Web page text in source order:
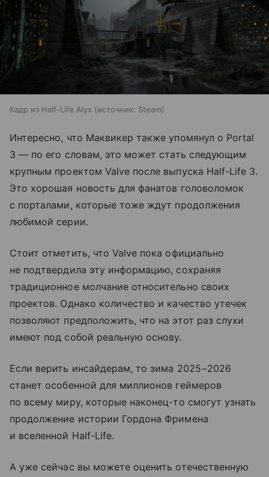
Кадр из Half-Life Alyx источник: Steam
Интересно, что Маквикер также упомянул о Portal
3 — по его словам, это может стать следующим
крупным проектом Valve после выпуска Half-Life 3.
Это хорошая новость для фанатов головоломок
с порталами, которые тоже ждут продолжения
любимой серии.
Стоит отметить, что Valve пока официально
не подтвердила эту информацию, сохраняя
традиционное молчание относительно своих
проектов. Однако количество и качество утечек
позволяют предположить, что на этот раз слухи
имеют под собой реальную основу.
Если верить инсайдерам, то зима 2025−2026
станет особенной для миллионов геймеров
по всему миру, которые наконец-то смогут узнать
продолжение истории Гордона Фримена
и вселенной Half-Life.
А уже сейчас вы можете оценить отечественную